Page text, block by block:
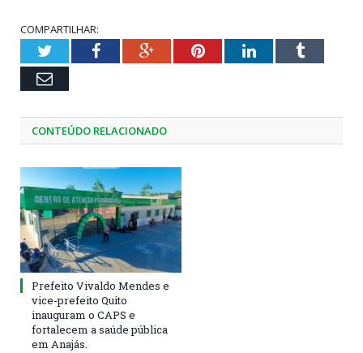
COMPARTILHAR:
TwitterFacebookGoogle+PinterestLinkedInTumblr
Email
CONTEÚDO RELACIONADO
Prefeito Vivaldo Mendes e
vice-prefeito Quito
inauguram o CAPS e
fortalecem a saúde pública
em Anajás.